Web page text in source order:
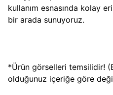
kullanım esnasında kolay
bir arada sunuyoruz.
*Ürün görselleri temsilidir!
olduğunuz içeriğe göre